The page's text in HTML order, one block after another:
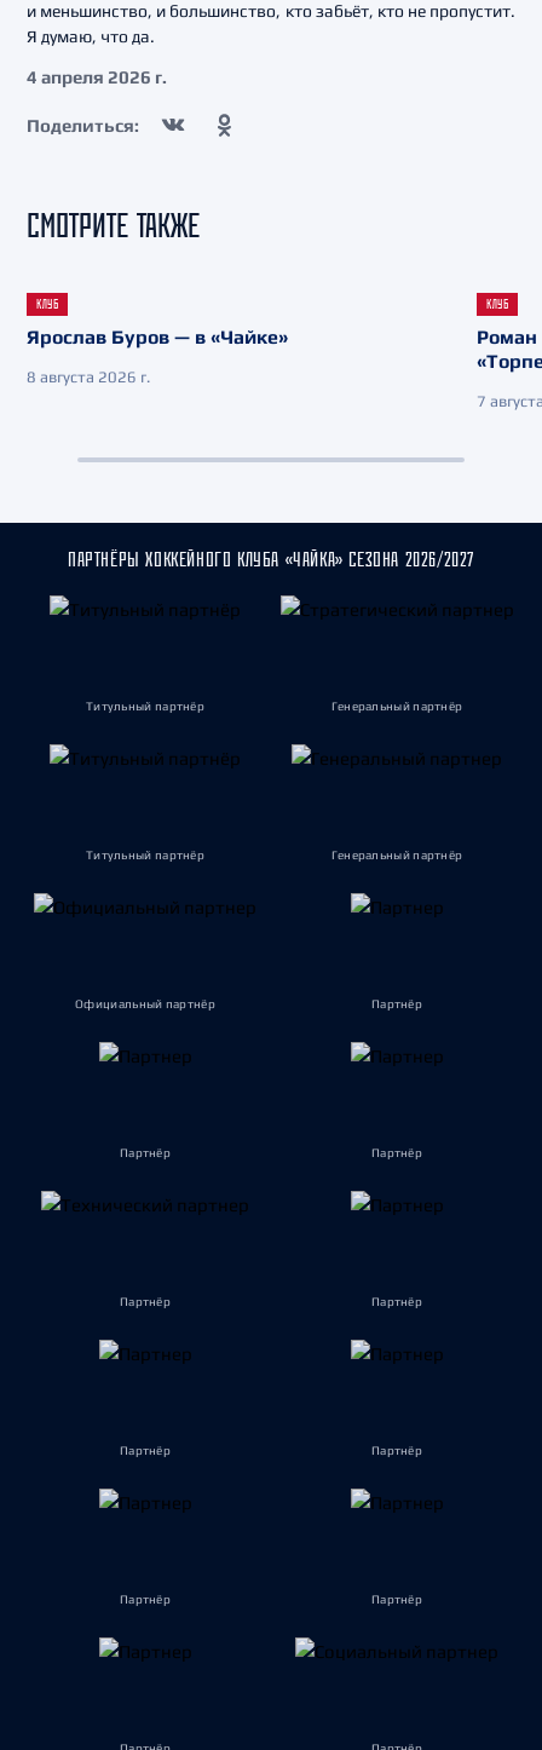
и меньшинство, и большинство, кто забьёт, кто не пропустит.
Я думаю, что да.
4 апреля 2026 г.
Поделиться:
СМОТРИТЕ ТАКЖЕ
КЛУБ
Ярослав Буров — в «Чайке»
8 августа 2026 г.
КЛУБ
Роман
7
ПАРТНЁРЫ ХОККЕЙНОГО КЛУБА «ЧАЙКА» СЕЗОНА 2026/2027
Титульный партнёр Генеральный партнёр
Титульный партнёр Генеральный партнёр
Официальный партнёр Партнёр
Партнёр Партнёр
Партнёр Партнёр
Партнёр Партнёр
Партнёр Партнёр